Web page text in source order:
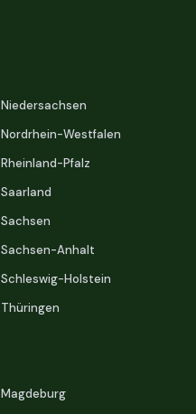
Niedersachsen
Nordrhein-Westfalen
Rheinland-Pfalz
Saarland
Sachsen
Sachsen-Anhalt
Schleswig-Holstein
Thüringen
Magdeburg